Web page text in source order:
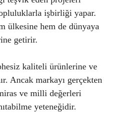
işbirliği yapar.
ülkesine hem de dünyaya
getirir.
kaliteli ürünlerine ve
Ancak markayı gerçekten
ve milli değerleri
yeteneğidir.